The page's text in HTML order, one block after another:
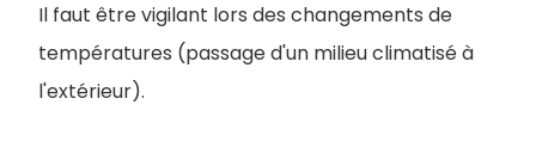
Il faut être vigilant lors des changements de
températures (passage d'un milieu climatisé à
l'extérieur).